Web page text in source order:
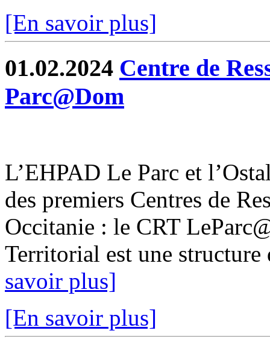
[En savoir plus]
01.02.2024 Centre de
Parc@Dom
L’EHPAD Le Parc et
des premiers Centres de
Occitanie : le CRT
Territorial est une
savoir plus]
[En savoir plus]